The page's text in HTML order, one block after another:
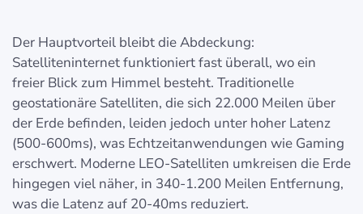
Der Hauptvorteil bleibt die Abdeckung:
Satelliteninternet funktioniert fast überall, wo ein
freier Blick zum Himmel besteht. Traditionelle
geostationäre Satelliten, die sich 22.000 Meilen über
der Erde befinden, leiden jedoch unter hoher Latenz
(500-600ms), was Echtzeitanwendungen wie Gaming
erschwert. Moderne LEO-Satelliten umkreisen die Erde
hingegen viel näher, in 340-1.200 Meilen Entfernung,
was die Latenz auf 20-40ms reduziert.